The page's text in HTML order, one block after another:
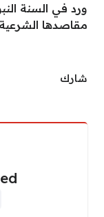
ورد في السنة
مقاصدها
شارك